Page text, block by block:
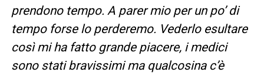
prendono tempo. A parer mio per un po’ di
tempo forse lo perderemo. Vederlo esultare
così mi ha fatto grande piacere, i medici
sono stati bravissimi ma qualcosina c’è